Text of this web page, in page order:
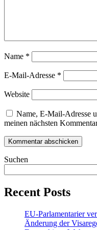
Name *
E-Mail-Adresse *
Website
Name, E-Mail-Adresse
meinen nächsten
Suchen
Recent Posts
EU-Parlamentarier
Änderung der